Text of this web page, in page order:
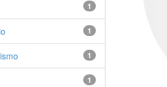
1
1
1
1